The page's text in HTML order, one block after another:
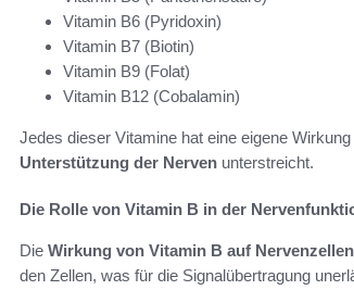
Vitamin B6 (Pyridoxin)
Vitamin B7 (Biotin)
Vitamin B9 (Folat)
Vitamin B12 (Cobalamin)
Jedes dieser Vitamine hat eine eigene
Unterstützung der Nerven unterstreicht.
Die Rolle von Vitamin B in der
Die Wirkung von Vitamin B auf Nervenzellen
den Zellen, was für die Signalübertragung